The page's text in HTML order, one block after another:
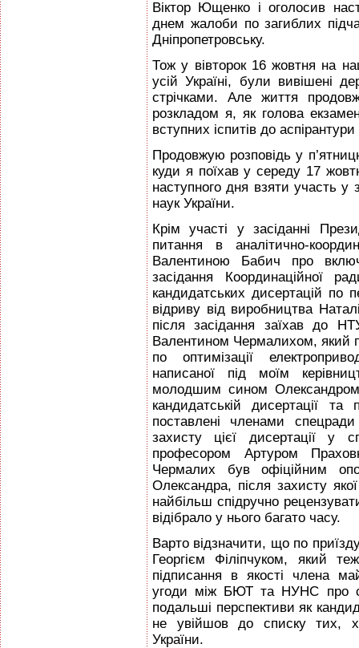
Віктор Ющенко і оголосив
днем жалоби по загиблих
Дніпропетровську.
Тож у вівторок 16 жовтня на
усій Україні, були вивішені
стрічками. Але життя
розкладом я, як голова
вступних іспитів до аспірантури
Продовжую розповідь у
куди я поїхав у середу 17
наступного дня взяти участь у
наук України.
Крім участі у засіданні
питання в аналітично-
Валентиною Бабич про
засідання Координаційної
кандидатських дисертацій по
відриву від виробництва
після засідання заїхав до
Валентином Чермалихом, який
по оптимізації
написаної під моїм
молодшим сином
кандидатській дисертації
поставлені членами
захисту цієї дисертації у
професором Артуром
Чермалих був офiційним
Олександра, після захисту
найбільш спідручно
відібрало у нього багато часу.
Варто відзначити, що по
Георгієм Філіпчуком, який
підписання в якості члена
угоди між БЮТ та НУНС про
подальші перспективи як
не увійшов до списку тих,
України.